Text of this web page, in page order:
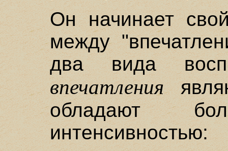
Он начинает
между
два вида
впечатления
обладают
интенсивностью: